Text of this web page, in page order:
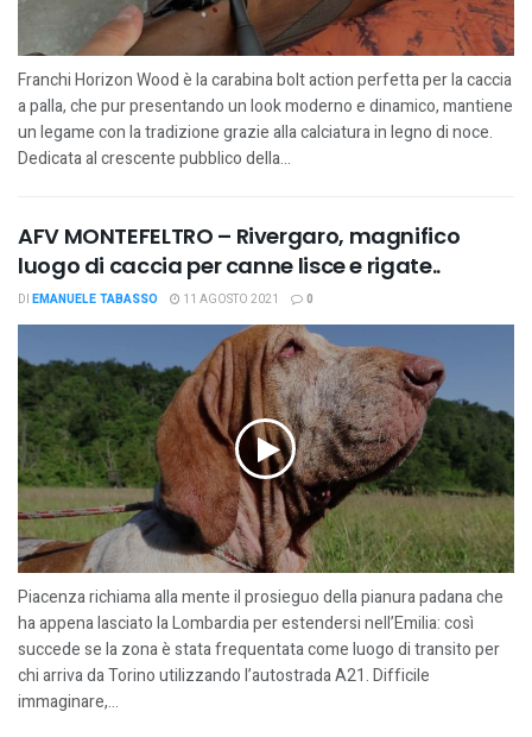
Franchi Horizon Wood è la carabina bolt action perfetta per la caccia
a palla, che pur presentando un look moderno e dinamico, mantiene
un legame con la tradizione grazie alla calciatura in legno di noce.
Dedicata al crescente pubblico della...
AFV MONTEFELTRO – Rivergaro, magnifico
luogo di caccia per canne lisce e rigate..
DI EMANUELE TABASSO 11 AGOSTO 2021 0
Piacenza richiama alla mente il prosieguo della pianura padana che
ha appena lasciato la Lombardia per estendersi nell’Emilia: così
succede se la zona è stata frequentata come luogo di transito per
chi arriva da Torino utilizzando l’autostrada A21. Difficile
immaginare,...